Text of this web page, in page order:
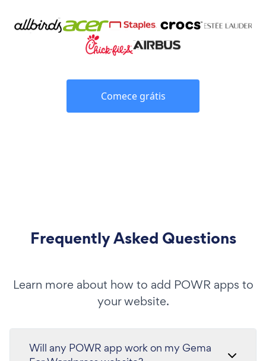
Comece grátis
Frequently Asked Questions
Learn more about how to add POWR apps to
your website.
Will any POWR app work on my Gema